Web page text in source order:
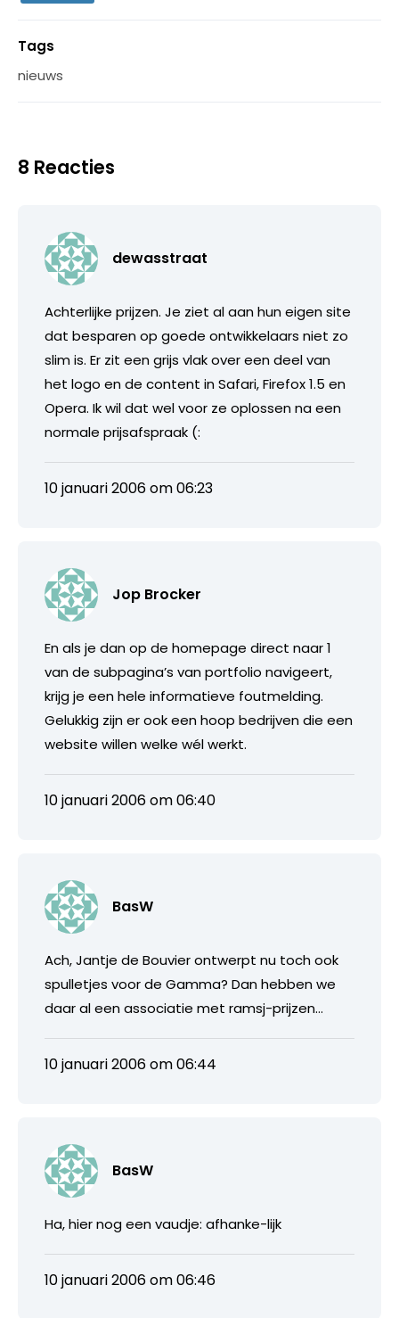
Tags
nieuws
8 Reacties
dewasstraat
Achterlijke prijzen. Je ziet al aan hun eigen site
dat besparen op goede ontwikkelaars niet zo
slim is. Er zit een grijs vlak over een deel van
het logo en de content in Safari, Firefox 1.5 en
Opera. Ik wil dat wel voor ze oplossen na een
normale prijsafspraak (:
10 januari 2006 om 06:23
Jop Brocker
En als je dan op de homepage direct naar 1
van de subpagina’s van portfolio navigeert,
krijg je een hele informatieve foutmelding.
Gelukkig zijn er ook een hoop bedrijven die een
website willen welke wél werkt.
10 januari 2006 om 06:40
BasW
Ach, Jantje de Bouvier ontwerpt nu toch ook
spulletjes voor de Gamma? Dan hebben we
daar al een associatie met ramsj-prijzen…
10 januari 2006 om 06:44
BasW
Ha, hier nog een vaudje: afhanke-lijk
10 januari 2006 om 06:46